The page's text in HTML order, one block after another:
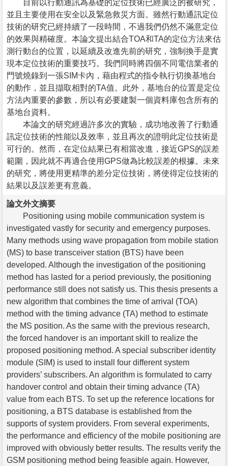
目前以行動通訊為基礎的定位技術已經廣泛的被研究，
並且主要使用在安全以及緊急救災方面。雖然行動通訊定位
技術的研究已經持續了一段時間，不過我們仍然不滿意定位
的效果與精確度。本論文提出結合TOA和TA的定位方法來估
測行動台的位置，以延續及改進先前的研究，強制換手是實
現本定位技術的重要技巧。我們同時將四個不同電信業者的
門號燒錄到一張SIM卡內，藉由程式的指令執行切換基地台
的動作，並且擷取相對的TA值。此外，基地台的位置是定位
方法內重要的參數，所以有必要建製一個資料庫包含所有的
基地台資料。
本論文的研究經過許多次的實驗，成功地改善了行動通
訊定位技術的性能以及效率，並且再次的證明此定位技術是
可行的。然而，在定位結果已有相當改進，接近GPS的誤差
範圍，因此就不再適合使用GPS做為比較誤差的根據。未來
的研究，將使用更精準的差分定位技術，將使得定位技術的
結果以及誤差更有意義。
論文外文摘要
Positioning using mobile communication system is
investigated vastly for security and emergency purposes.
Many methods using wave propagation from mobile station
(MS) to base transceiver station (BTS) have been
developed. Although the investigation of the positioning
method has lasted for a period previously, the positioning
performance still does not satisfy us. This thesis presents a
new algorithm that combines the time of arrival (TOA)
method with the timing advance (TA) method to estimate
the MS position. As the same with the previous research,
the forced handover is an important skill to realize the
proposed positioning method. A special subscriber identity
module (SIM) is used to install four different system
providers’ subscribers. An algorithm is formulated to carry
handover control and obtain their timing advance (TA)
value from each BTS. To set up the reference locations for
positioning, a BTS database is established from the
supports of system providers. From several experiments,
the performance and efficiency of the mobile positioning are
improved with obviously better results. The results verify the
GSM positioning method being feasible again. However,